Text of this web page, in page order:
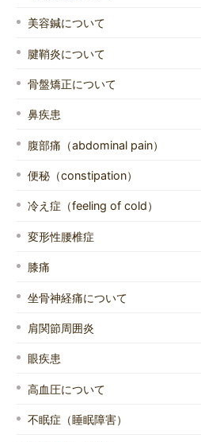
美容鍼について
腱鞘炎について
骨盤矯正について
鼻疾患
腹部痛（abdominal pain）
便秘（constipation）
冷え症（feeling of cold）
変形性腰椎症
膝痛
坐骨神経痛について
肩関節周囲炎
眼疾患
高血圧について
不眠症（睡眠障害）